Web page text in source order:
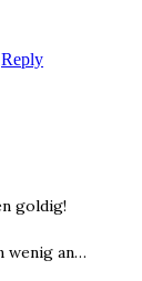
Reply
goldig!
wenig an…